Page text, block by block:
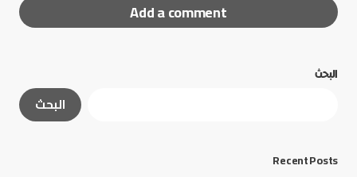
Add a comment
الحقول الإلزامية
البحث
البحث
Recent Posts